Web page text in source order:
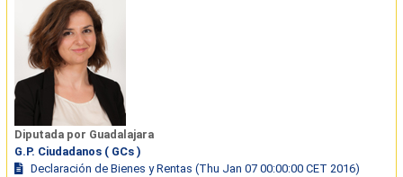
Diputada por Guadalajara
G.P. Ciudadanos ( GCs )
Declaración de Bienes y Rentas (Thu Jan 07 00:00:00 CET 2016)